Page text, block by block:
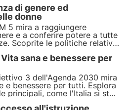
di genere ed
donne
5 mira a raggiungere
e a conferire potere a tutte
Scoprite le politiche relative
attuati durante la
per comprenderne
ancora aperte.
sana e benessere per
3 dell'Agenda 2030 mira
e benessere per tutti. Esplora
principali, come l'Italia si sta
questi obiettivi e come